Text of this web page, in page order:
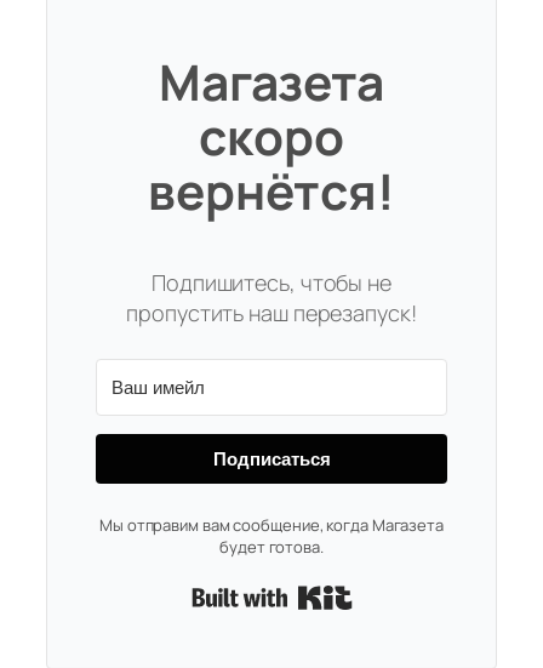
Магазета
скоро
вернётся!
Подпишитесь, чтобы не
пропустить наш перезапуск!
Подписаться
Мы отправим вам сообщение, когда Магазета
будет готова.